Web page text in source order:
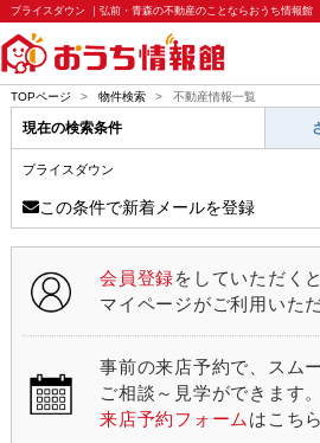
プライスダウン ｜弘前・青森の不動産のことならおうち情報館
TOPページ > 物件検索 > 不動産情報一覧
現在の検索条件
プライスダウン
この条件で新着メールを登録
会員登録をしていただくと
マイページがご利用いた
事前の来店予約で、スム
ご相談～見学ができます。
来店予約フォーム はこち